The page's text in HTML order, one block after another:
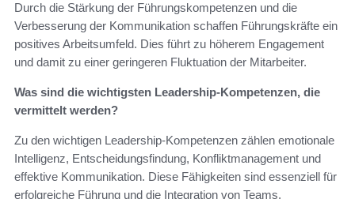
Durch die Stärkung der Führungskompetenzen und die
Verbesserung der Kommunikation schaffen Führungskräfte ein
positives Arbeitsumfeld. Dies führt zu höherem Engagement
und damit zu einer geringeren Fluktuation der Mitarbeiter.
Was sind die wichtigsten Leadership-Kompetenzen, die
vermittelt werden?
Zu den wichtigen Leadership-Kompetenzen zählen emotionale
Intelligenz, Entscheidungsfindung, Konfliktmanagement und
effektive Kommunikation. Diese Fähigkeiten sind essenziell für
erfolgreiche Führung und die Integration von Teams.